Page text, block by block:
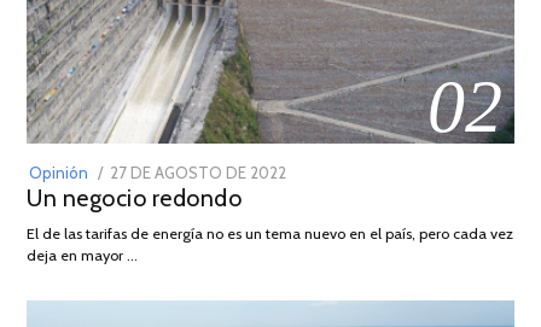
02
Opinión
POSTED
ON
27 DE AGOSTO DE 2022
DE
Un negocio redondo
El de las tarifas de energía no es un tema nuevo en el país, pero cada vez
deja en mayor …